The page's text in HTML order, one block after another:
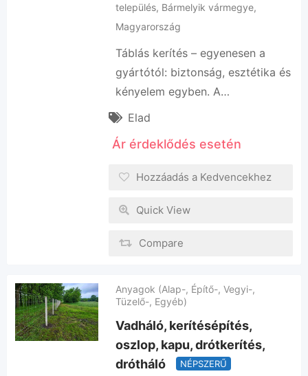
település, Bármelyik vármegye,
Magyarország
Táblás kerítés – egyenesen a
gyártótól: biztonság, esztétika és
kényelem egyben. A…
Elad
Ár érdeklődés esetén
Hozzáadás a Kedvencekhez
Quick View
Compare
Anyagok (Alap-, Építő-, Vegyi-,
Tüzelő-, Egyéb)
Vadháló, kerítésépítés,
oszlop, kapu, drótkerítés,
drótháló
NÉPSZERŰ